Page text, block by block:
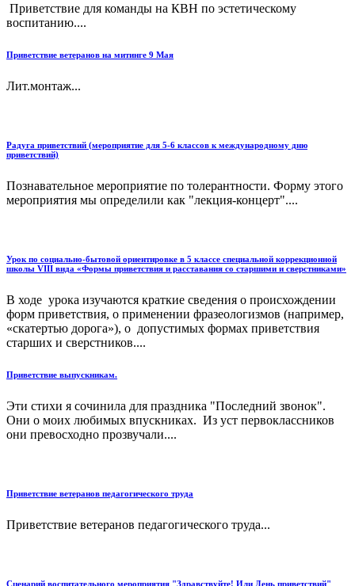
Приветствие для команды на КВН по эстетическому
воспитанию....
Приветствие ветеранов на митинге 9 Мая
Лит.монтаж...
Радуга приветствий (мероприятие для 5-6 классов к международному дню
приветствий)
Познавательное мероприятие по толерантности. Форму этого
мероприятия мы определили как "лекция-концерт"....
Урок по социально-бытовой ориентировке в 5 классе специальной коррекционной
школы VIII вида «Формы приветствия и расставания со старшими и сверстниками»
В ходе урока изучаются краткие сведения о происхождении
форм приветствия, о применении фразеологизмов (например,
«скатертью дорога»), о допустимых формах приветствия
старших и сверстников....
Приветствие выпускникам.
Эти стихи я сочинила для праздника "Последний звонок".
Они о моих любимых впускниках. Из уст первоклассников
они превосходно прозвучали....
Приветствие ветеранов педагогического труда
Приветствие ветеранов педагогического труда...
Сценарий воспитательного мероприятия "Здравствуйте! Или День приветствий"